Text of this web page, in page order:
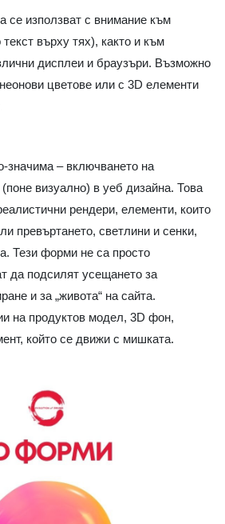
се използват с внимание към
върху тях), както и към
дисплеи и браузъри. Възможно
цветове или с 3D елементи
значима – включването на
визуално) в уеб дизайна. Това
рендери, елементи, които
превъртането, светлини и сенки,
Тези форми не са просто
да подсилят усещането за
и за „живота“ на сайта.
на продуктов модел, 3D фон,
който се движи с мишката.